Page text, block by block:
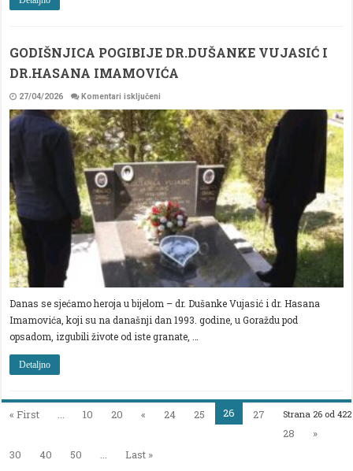
GODIŠNJICA POGIBIJE DR.DUŠANKE VUJASIĆ I
DR.HASANA IMAMOVIĆA
27/04/2026 Komentari isključeni
POGIBIJE
DR.DUŠANKE
VUJASIĆ
I
DR.HASANA
IMAMOVIĆA
Danas se sjećamo heroja u bijelom – dr. Dušanke Vujasić i dr. Hasana
Imamovića, koji su na današnji dan 1993. godine, u Goraždu pod
opsadom, izgubili živote od iste granate, …
Detaljno
Strana 26 od 422
« First ... 10 20 « 24 25 26
27
28
»
30
40 50 ... Last »